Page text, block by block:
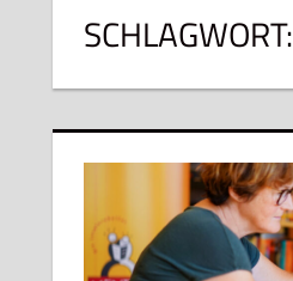
Zapfendorf
SCHLAGWORT: